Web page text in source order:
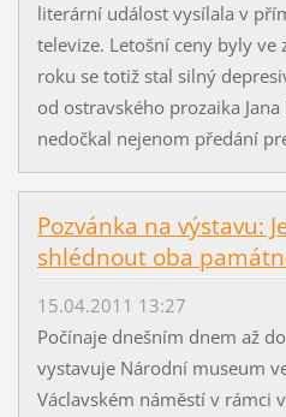
literární událost vysílala v
televize. Letošní ceny byly
roku se totiž stal silný
od ostravského prozaika Jana
nedočkal nejenom předání
Pozvánka na výstavu:
shlédnout oba
15.04.2011 13:27
Počínaje dnešním dnem až
vystavuje Národní museum
Václavském náměstí v rámci